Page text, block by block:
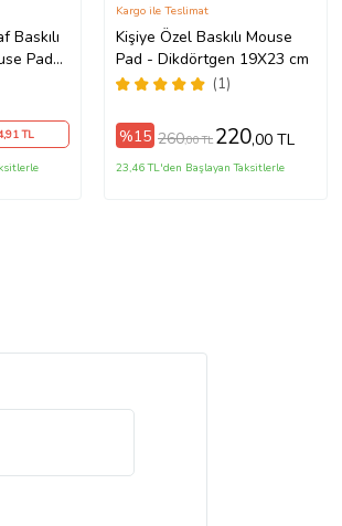
Baskılı
Pad
,91 TL
Kişiye Özel Baskılı Mouse
Pad - Dikdörtgen 19X23 cm
(1)
Kargo ile Teslimat
%15 260,00 TL 220,00 TL
23,46 TL'den Başlayan Taksitlerle